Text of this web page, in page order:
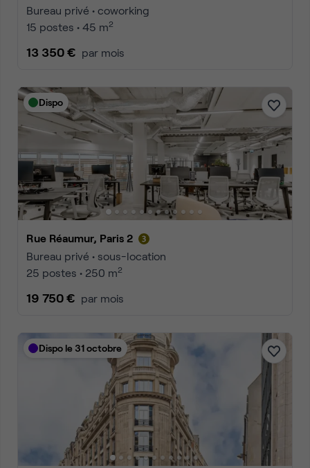
Bureau privé • coworking
15 postes • 45 m2
13 350 € par mois
Dispo
Rue Réaumur, Paris 2
Bureau privé • sous-location
25 postes • 250 m2
19 750 € par mois
Dispo le 31 octobre